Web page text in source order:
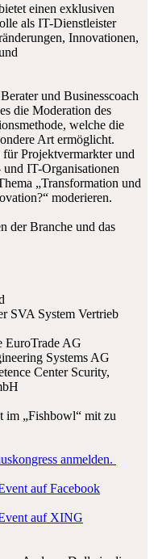
einen exklusiven
als IT-Dienstleister
Innovationen,
und Businesscoach
die Moderation des
welche die
Art ermöglicht.
Projektvermarkter und
und IT-Organisationen
„Transformation und
moderieren.
der Branche und das
SVA System Vertrieb
EuroTrade AG
Systems AG
Center Scurity,
im „Fishbowl“ mit zu
anmelden.
auf Facebook
auf XING